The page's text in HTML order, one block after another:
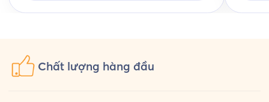
Chất lượng hàng đầu